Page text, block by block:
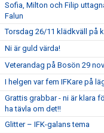
Sofia, Milton och Filip
Falun
Torsdag 26/11 klädkväll på
Ni är guld värda!
Veterandag på Bosön 29
I helgen var fem IFKare på
Grattis grabbar - ni är klara
ha tävla om det!!
Glitter – IFK-galans tema